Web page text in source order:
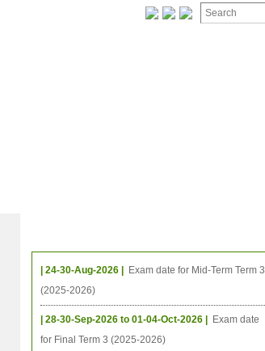
| 24-30-Aug-2026 |
Exam date for Mid-Term Term 3
(2025-2026)
| 28-30-Sep-2026 to 01-04-Oct-2026 |
Exam date
for Final Term 3 (2025-2026)